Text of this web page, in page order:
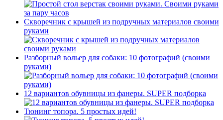
Скворечник с крышей из подручных материалов своими
руками
Разборный вольер для собаки: 10 фотографий (своими
руками)
12 вариантов обувницы из фанеры. SUPER подборка
Тюнинг топора. 5 простых идей!